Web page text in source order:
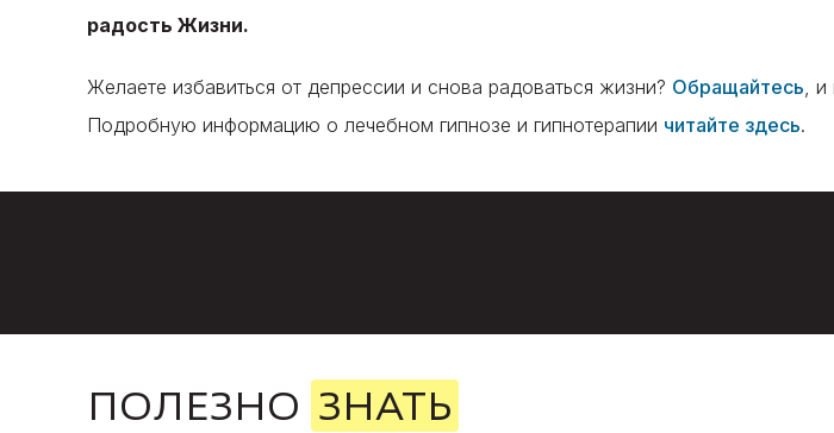
радость Жизни.
Желаете избавиться от депрессии и снова радоваться жизни? Обращайтесь ,
Подробную информацию о лечебном гипнозе и гипнотерапии читайте здесь.
ПОЛЕЗНО ЗНАТЬ